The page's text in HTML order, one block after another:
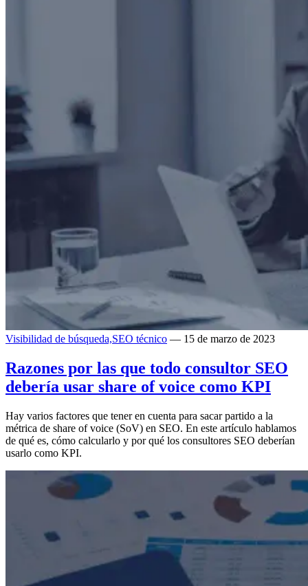
Visibilidad de búsqueda,SEO técnico — 15 de marzo de 2023
Razones por las que todo consultor SEO
debería usar share of voice como KPI
Hay varios factores que tener en cuenta para sacar partido a la
métrica de share of voice (SoV) en SEO. En este artículo hablamos
de qué es, cómo calcularlo y por qué los consultores SEO deberían
usarlo como KPI.